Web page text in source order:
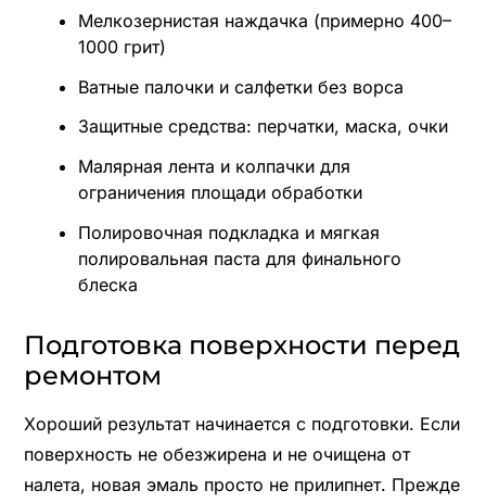
Мелкозернистая наждачка (примерно 400–
1000 грит)
Ватные палочки и салфетки без ворса
Защитные средства: перчатки, маска, очки
Малярная лента и колпачки для
ограничения площади обработки
Полировочная подкладка и мягкая
полировальная паста для финального
блеска
Подготовка поверхности перед
ремонтом
Хороший результат начинается с подготовки. Если
поверхность не обезжирена и не очищена от
налета, новая эмаль просто не прилипнет. Прежде